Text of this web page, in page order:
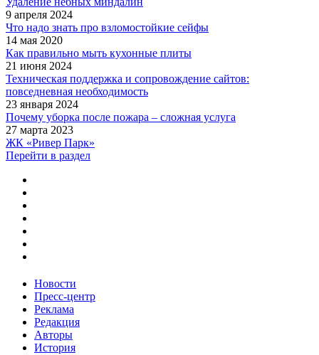
9 апреля 2024
Что надо знать про взломостойкие сейфы
14 мая 2020
Как правильно мыть кухонные плиты
21 июня 2024
Техническая поддержка и сопровождение сайтов:
повседневная необходимость
23 января 2024
Почему уборка после пожара – сложная услуга
27 марта 2023
ЖК «Ривер Парк»
Перейти в раздел
Новости
Пресс-центр
Реклама
Редакция
Авторы
История